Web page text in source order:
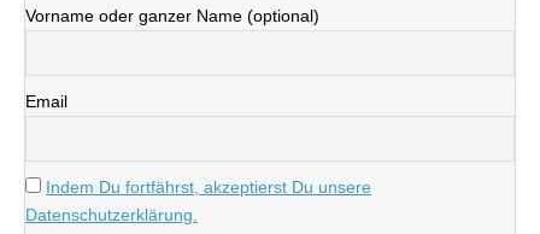
Vorname oder ganzer Name (optional)
Email
Indem Du fortfährst, akzeptierst Du unsere
Datenschutzerklärung.